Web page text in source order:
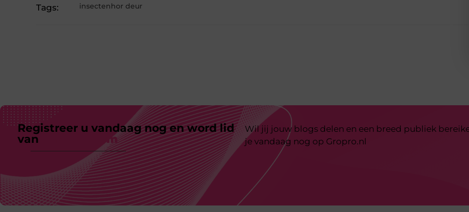
Tags: insectenhor deur
Registreer u vandaag nog en word lid
van
ons platform
Wil jij jouw blogs delen en een breed publiek
je vandaag nog op Gropro.nl